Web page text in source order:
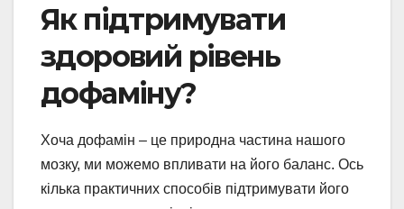
Як підтримувати
здоровий рівень
дофаміну?
Хоча дофамін – це природна частина нашого
мозку, ми можемо впливати на його баланс. Ось
кілька практичних способів підтримувати його